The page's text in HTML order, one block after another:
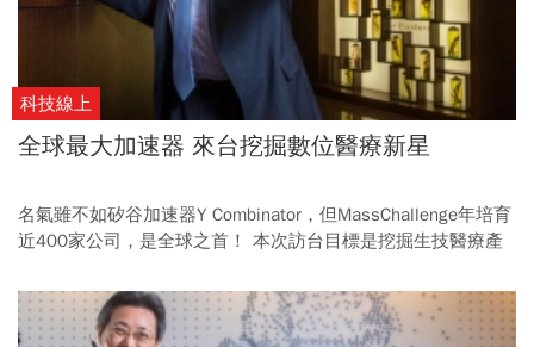
科技線上
全球最大加速器 來台挖掘數位醫療新星
名氣雖不如矽谷加速器Y Combinator，但MassChallenge年培育
近400家公司，是全球之首！ 本次訪台目標是挖掘生技醫療產